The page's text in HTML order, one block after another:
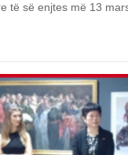
të së enjtes më 13